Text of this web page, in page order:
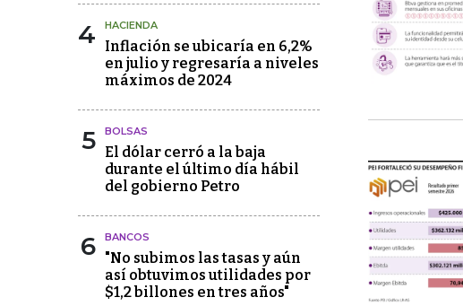
4 HACIENDA
Inflación se ubicaría en 6,2%
en julio y regresaría a niveles
máximos de 2024
5 BOLSAS
El dólar cerró a la baja
durante el último día hábil
del gobierno Petro
6 BANCOS
"No subimos las tasas y aún
así obtuvimos utilidades por
$1,2 billones en tres años"